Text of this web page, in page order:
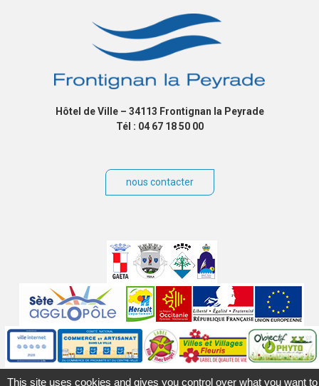
Hôtel de Ville – 34113 Frontignan la Peyrade
Tél : 04 67 18 50 00
nous contacter
partenaires
Labels
Autres
This site uses cookies and gives you control over what you want to